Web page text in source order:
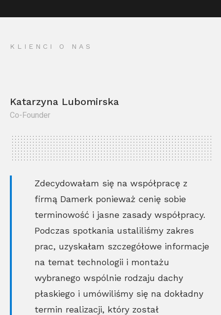
KLIENCI O NAS
Katarzyna Lubomirska
Co-Founder
Zdecydowałam się na współpracę z
firmą Damerk ponieważ cenię sobie
terminowość i jasne zasady współpracy.
Podczas spotkania ustaliliśmy zakres
prac, uzyskałam szczegółowe informacje
na temat technologii i montażu
wybranego wspólnie rodzaju dachy
płaskiego i umówiliśmy się na dokładny
termin realizacji, który został